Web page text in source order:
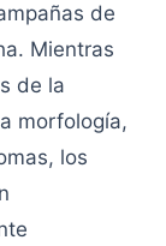
de
Mientras
de la
morfología,
los